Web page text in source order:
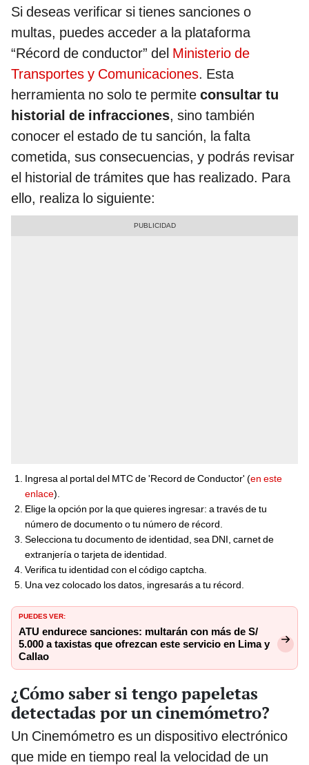
Si deseas verificar si tienes sanciones o
multas, puedes acceder a la plataforma
“Récord de conductor” del Ministerio de
Transportes y Comunicaciones. Esta
herramienta no solo te permite consultar tu
historial de infracciones, sino también
conocer el estado de tu sanción, la falta
cometida, sus consecuencias, y podrás revisar
el historial de trámites que has realizado. Para
ello, realiza lo siguiente:
Ingresa al portal del MTC de 'Record de Conductor' (en este
enlace).
Elige la opción por la que quieres ingresar: a través de tu
número de documento o tu número de récord.
Selecciona tu documento de identidad, sea DNI, carnet de
extranjería o tarjeta de identidad.
Verifica tu identidad con el código captcha.
Una vez colocado los datos, ingresarás a tu récord.
PUEDES VER:
ATU endurece sanciones: multarán con más de S/
5.000 a taxistas que ofrezcan este servicio en Lima y
Callao
¿Cómo saber si tengo papeletas
detectadas por un cinemómetro?
Un Cinemómetro es un dispositivo electrónico
que mide en tiempo real la velocidad de un